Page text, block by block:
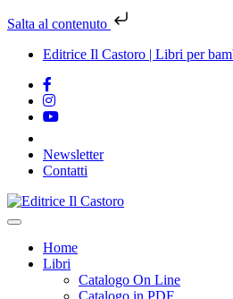
Salta al contenuto
Editrice Il Castoro | Libri per
Newsletter
Contatti
Vai
al
Home
Libri
Catalogo On Line
Catalogo in PDF